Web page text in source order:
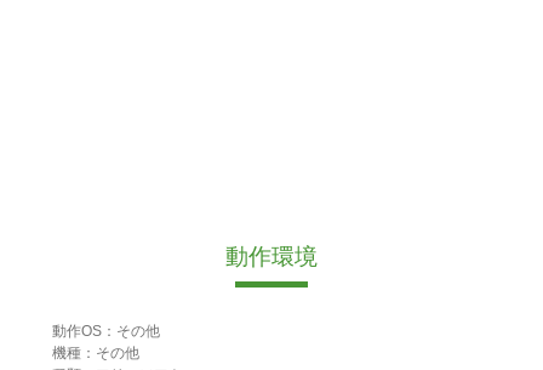
動作環境
動作OS：その他
機種：その他